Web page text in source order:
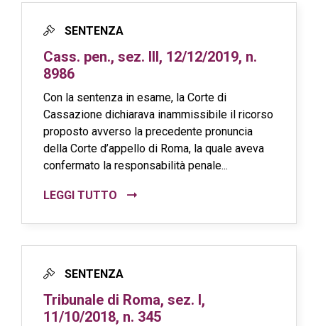
SENTENZA
Cass. pen., sez. III, 12/12/2019, n.
8986
Con la sentenza in esame, la Corte di
Cassazione dichiarava inammissibile il ricorso
proposto avverso la precedente pronuncia
della Corte d’appello di Roma, la quale aveva
confermato la responsabilità penale...
LEGGI TUTTO
SENTENZA
Tribunale di Roma, sez. I,
11/10/2018, n. 345